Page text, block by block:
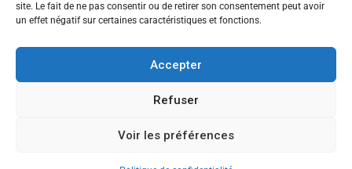
site. Le fait de ne pas consentir ou de retirer son consentement peut avoir
un effet négatif sur certaines caractéristiques et fonctions.
Accepter
Refuser
Voir les préférences
Tau
Témoignage
CANDIDATEZ MAINTENANT